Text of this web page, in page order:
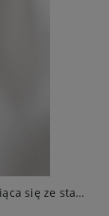
Naszyjnik złoty kwiatuszek cyrkonie mieniąca się ze stali szlachetnej